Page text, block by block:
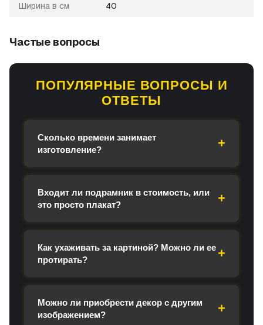
Ширина в см 40
Частые вопросы
ПОПУЛЯРНЫЕ ВОПРОСЫ И
ОТВЕТЫ
Сколько времени занимает
изготовление?
Входит ли подрамник в стоимость, или
это просто плакат?
Как ухаживать за картиной? Можно ли ее
протирать?
Можно ли приобрести декор с другим
изображением?